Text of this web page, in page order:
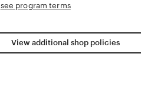
see program terms
View additional shop policies